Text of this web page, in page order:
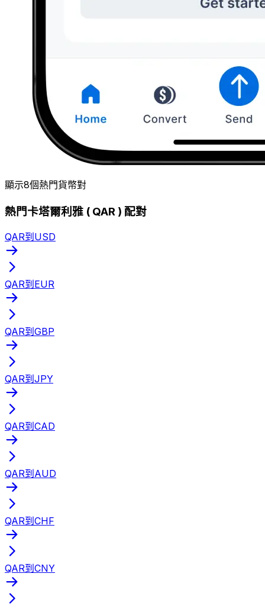
顯示8個熱門貨幣對
熱門卡塔爾利雅 ( QAR ) 配對
QAR到USD
QAR到EUR
QAR到GBP
QAR到JPY
QAR到CAD
QAR到AUD
QAR到CHF
QAR到CNY